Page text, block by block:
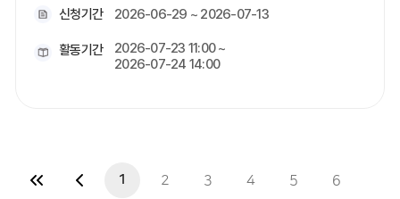
신청기간 2026-06-29 ~ 2026-07-13
활동기간
2026-07-23 11:00 ~
2026-07-24 14:00
1 2 3 4 5 6